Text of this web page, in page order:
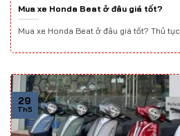
Mua xe Honda Beat ở đâu giá tốt?
Mua xe Honda Beat ở đâu giá tốt? Thủ
29
Th5